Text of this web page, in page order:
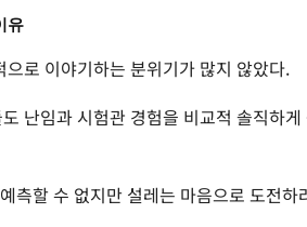
유
로 이야기하는 분위기가 많지 않았다.
난임과 시험관 경험을 비교적 솔직하
측할 수 없지만 설레는 마음으로 도전하